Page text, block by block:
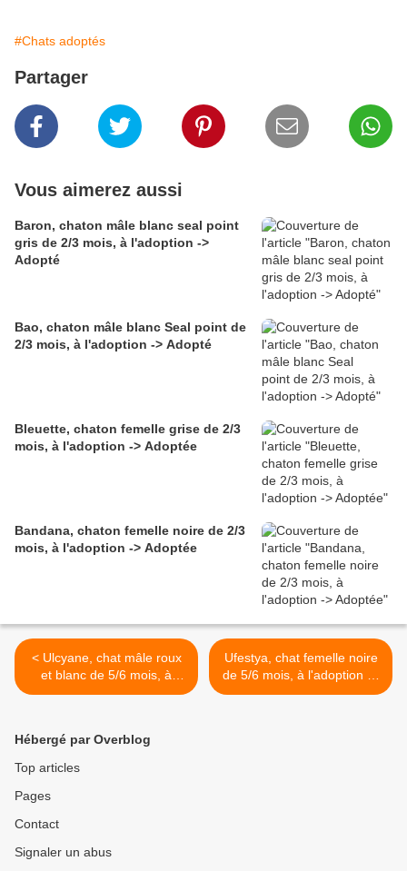
#Chats adoptés
Partager
Vous aimerez aussi
Baron, chaton mâle blanc seal point
gris de 2/3 mois, à l'adoption ->
Adopté
Bao, chaton mâle blanc Seal point de
2/3 mois, à l'adoption -> Adopté
Bleuette, chaton femelle grise de 2/3
mois, à l'adoption -> Adoptée
Bandana, chaton femelle noire de 2/3
mois, à l'adoption -> Adoptée
< Ulcyane, chat mâle roux
et blanc de 5/6 mois, à
l'adoption -> adopté
Ufestya, chat femelle noire
de 5/6 mois, à l'adoption ->
adoptée >
Hébergé par Overblog
Top articles
Pages
Contact
Signaler un abus